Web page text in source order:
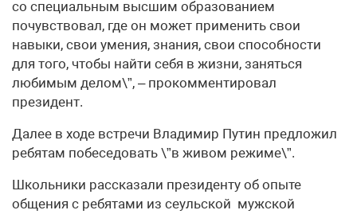
со специальным высшим образованием
почувствовал, где он может применить свои
навыки, свои умения, знания, свои способности
для того, чтобы найти себя в жизни, заняться
любимым делом\”, – прокомментировал
президент.
Далее в ходе встречи Владимир Путин предложил
ребятам побеседовать \”в живом режиме\”.
Школьники рассказали президенту об опыте
общения с ребятами из сеульской мужской